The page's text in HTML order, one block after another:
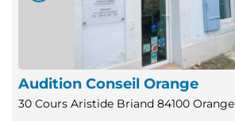
Audition Conseil Orange
30 Cours Aristide Briand 84100 Orange